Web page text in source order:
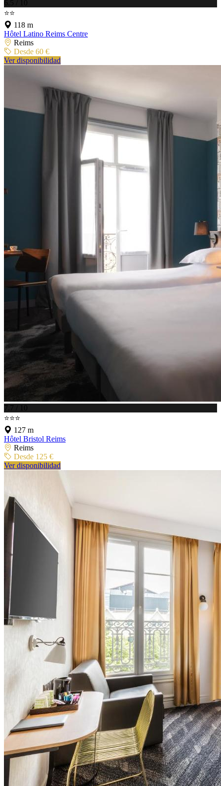
6.5 / 10
⭐⭐
118 m
Hôtel Latino Reims Centre
Reims
Desde 60 €
Ver disponibilidad
7.7 / 10
⭐⭐⭐
127 m
Hôtel Bristol Reims
Reims
Desde 125 €
Ver disponibilidad